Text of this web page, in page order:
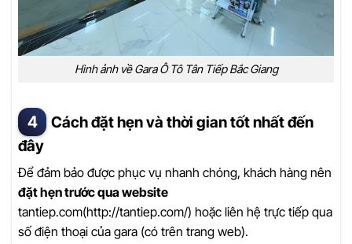
Hình ảnh về Gara Ô Tô Tân Tiếp Bắc Giang
Cách đặt hẹn và thời gian tốt nhất đến
đây
Để đảm bảo được phục vụ nhanh chóng, khách hàng nên
đặt hẹn trước qua website
tantiep.com(http://tantiep.com/) hoặc liên hệ trực tiếp qua
số điện thoại của gara (có trên trang web).